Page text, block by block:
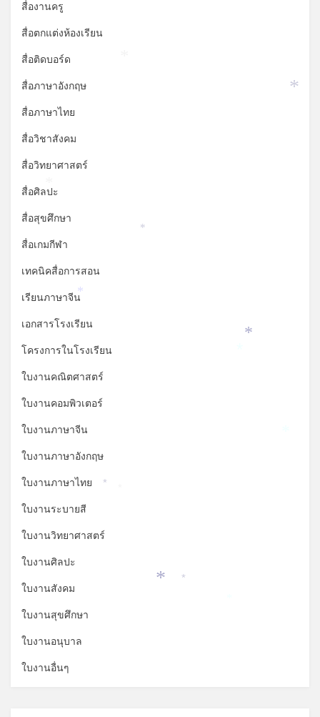
สื่องานครู
สื่อตกแต่งห้องเรียน
สื่อติดบอร์ด
สื่อภาษาอังกฤษ
สื่อภาษาไทย
สื่อวิชาสังคม
สื่อวิทยาศาสตร์
สื่อศิลปะ
สื่อสุขศึกษา
สื่อเกมกีฬา
เทคนิคสื่อการสอน
เรียนภาษาจีน
เอกสารโรงเรียน
โครงการในโรงเรียน
ใบงานคณิตศาสตร์
ใบงานคอมพิวเตอร์
ใบงานภาษาจีน
ใบงานภาษาอังกฤษ
ใบงานภาษาไทย
ใบงานระบายสี
ใบงานวิทยาศาสตร์
ใบงานศิลปะ
ใบงานสังคม
ใบงานสุขศึกษา
ใบงานอนุบาล
ใบงานอื่นๆ
*
*